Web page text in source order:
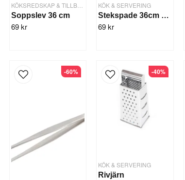
Soppslev 36 cm
69 kr
KÖK & SERVERING
Stekspade 36cm Rostfri
69 kr
-60%
KÖK & SERVERING
Rivjärn
-40%